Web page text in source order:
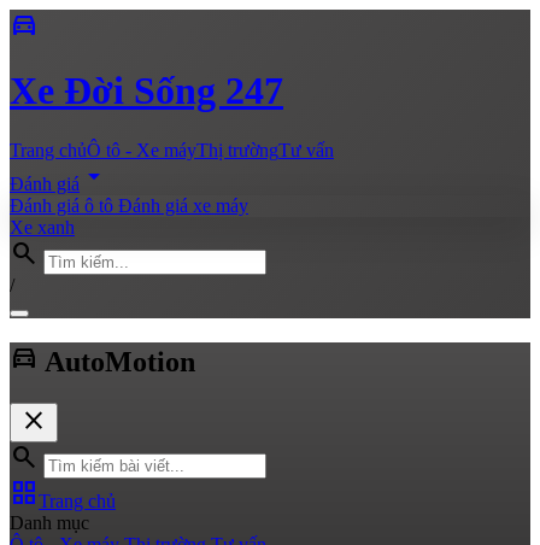
directions_car
Xe Đời Sống 247
Trang chủÔ tô - Xe máyThị trườngTư vấn
Đánh giá arrow_drop_down
Đánh giá ô tô Đánh giá xe máy
Xe xanh
search
/
directions_car AutoMotion
close
search
grid_viewTrang chủ
Danh mục